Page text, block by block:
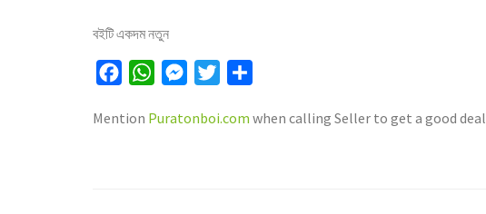
বইটি একদম নতুন
FacebookWhatsAppMessenger
Twitter
Mention Puratonboi.com when calling Seller to get a good deal